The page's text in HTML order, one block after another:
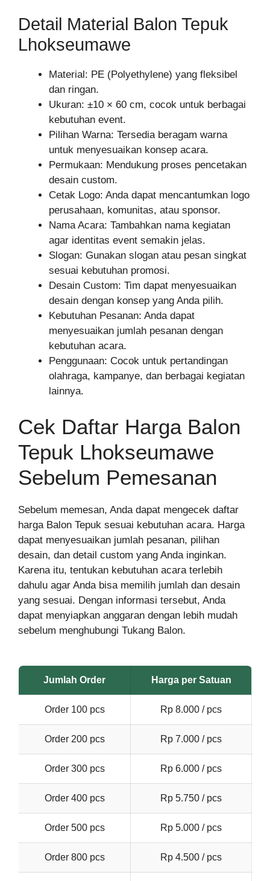
Detail Material Balon Tepuk
Lhokseumawe
Material: PE (Polyethylene) yang fleksibel
dan ringan.
Ukuran: ±10 × 60 cm, cocok untuk berbagai
kebutuhan event.
Pilihan Warna: Tersedia beragam warna
untuk menyesuaikan konsep acara.
Permukaan: Mendukung proses pencetakan
desain custom.
Cetak Logo: Anda dapat mencantumkan logo
perusahaan, komunitas, atau sponsor.
Nama Acara: Tambahkan nama kegiatan
agar identitas event semakin jelas.
Slogan: Gunakan slogan atau pesan singkat
sesuai kebutuhan promosi.
Desain Custom: Tim dapat menyesuaikan
desain dengan konsep yang Anda pilih.
Kebutuhan Pesanan: Anda dapat
menyesuaikan jumlah pesanan dengan
kebutuhan acara.
Penggunaan: Cocok untuk pertandingan
olahraga, kampanye, dan berbagai kegiatan
lainnya.
Cek Daftar Harga Balon
Tepuk Lhokseumawe
Sebelum Pemesanan
Sebelum memesan, Anda dapat mengecek daftar
harga Balon Tepuk sesuai kebutuhan acara. Harga
dapat menyesuaikan jumlah pesanan, pilihan
desain, dan detail custom yang Anda inginkan.
Karena itu, tentukan kebutuhan acara terlebih
dahulu agar Anda bisa memilih jumlah dan desain
yang sesuai. Dengan informasi tersebut, Anda
dapat menyiapkan anggaran dengan lebih mudah
sebelum menghubungi Tukang Balon.
Jumlah Order Harga per Satuan
Order 100 pcs Rp 8.000 / pcs
Order 200 pcs Rp 7.000 / pcs
Order 300 pcs Rp 6.000 / pcs
Order 400 pcs Rp 5.750 / pcs
Order 500 pcs Rp 5.000 / pcs
Order 800 pcs Rp 4.500 / pcs